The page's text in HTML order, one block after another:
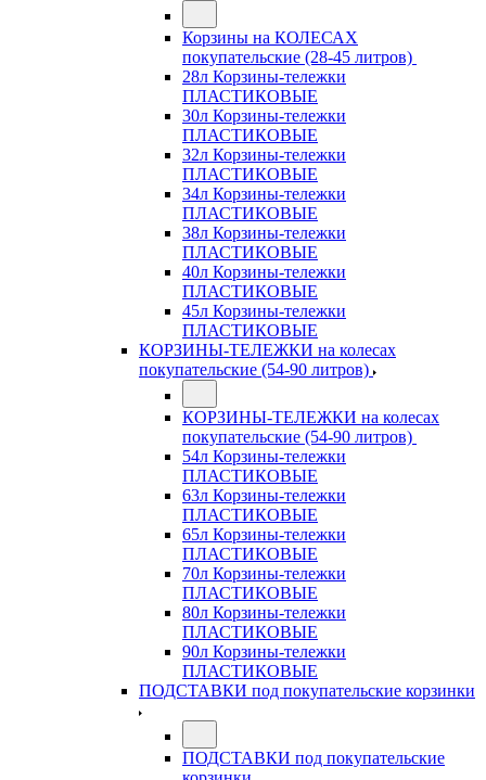
Корзины на КОЛЕСАХ
покупательские (28-45 литров)
28л Корзины-тележки
ПЛАСТИКОВЫЕ
30л Корзины-тележки
ПЛАСТИКОВЫЕ
32л Корзины-тележки
ПЛАСТИКОВЫЕ
34л Корзины-тележки
ПЛАСТИКОВЫЕ
38л Корзины-тележки
ПЛАСТИКОВЫЕ
40л Корзины-тележки
ПЛАСТИКОВЫЕ
45л Корзины-тележки
ПЛАСТИКОВЫЕ
КОРЗИНЫ-ТЕЛЕЖКИ на колесах
покупательские (54-90 литров)
КОРЗИНЫ-ТЕЛЕЖКИ на колесах
покупательские (54-90 литров)
54л Корзины-тележки
ПЛАСТИКОВЫЕ
63л Корзины-тележки
ПЛАСТИКОВЫЕ
65л Корзины-тележки
ПЛАСТИКОВЫЕ
70л Корзины-тележки
ПЛАСТИКОВЫЕ
80л Корзины-тележки
ПЛАСТИКОВЫЕ
90л Корзины-тележки
ПЛАСТИКОВЫЕ
ПОДСТАВКИ под покупательские корзинки
ПОДСТАВКИ под покупательские